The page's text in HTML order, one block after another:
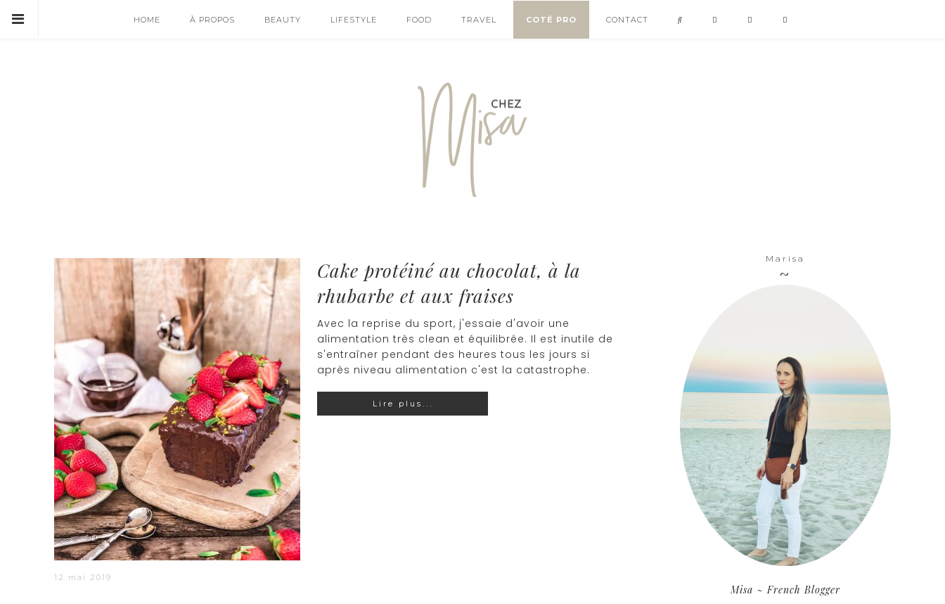
HOME À PROPOS BEAUTY LIFESTYLE FOOD TRAVEL COTÉ PRO CONTACT
Cake protéiné au chocolat, à la
rhubarbe et aux fraises
Avec la reprise du sport, j'essaie d'avoir une
alimentation très clean et équilibrée. Il est inutile de
s'entraîner pendant des heures tous les jours si
après niveau alimentation c'est la catastrophe.
Lire plus...
12 mai 2019
Marisa
Misa ~ French Blogger